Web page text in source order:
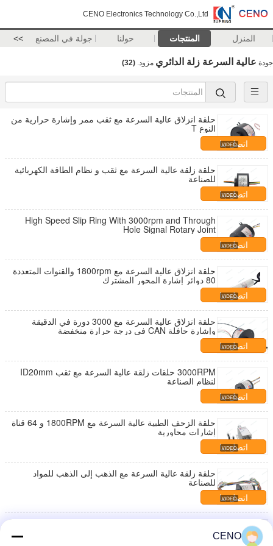
CENO Electronics Technology Co.,Ltd
المنزل المنتجات حولنا جولة في المصنع >>
جودة عالية السرعة زلة الدائري مزود. (32)
حلقة انزلاق عالية السرعة مع ثقب ممر وإشارة حرارية من
النوع T
اتصل بنا
حلقة زلقة عالية السرعة مع ثقب و نظام الطاقة الكهربائية
للصناعة
اتصل بنا
High Speed Slip Ring With 3000rpm and Through
Hole Signal Rotary Joint
اتصل بنا
حلقة انزلاق عالية السرعة مع 1800rpm والقنوات المتعددة
80 دوائر إشارة المحور المشترك
اتصل بنا
حلقة انزلاق عالية السرعة مع 3000 دورة في الدقيقة
وإشارة حافلة CAN في درجة حرارة منخفضة
اتصل بنا
3000RPM حلقات زلقة عالية السرعة مع ثقب ID20mm
لنظام الصناعة
اتصل بنا
حلقة الزحف الطبية عالية السرعة مع 1800RPM و 64 قناة
إشارات محاورية
اتصل بنا
حلقة زلقة عالية السرعة مع الذهب إلى الذهب للمواد
للصناعة
اتصل بنا
في الدقيقةCENO